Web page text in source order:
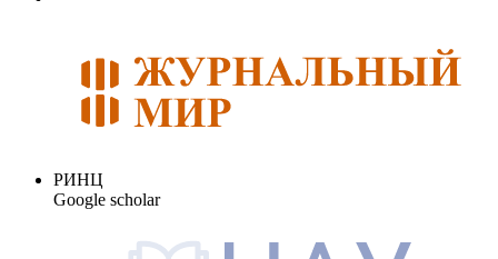
РИНЦ
Google scholar